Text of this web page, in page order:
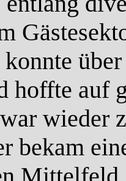
hoffte auf
wieder
bekam